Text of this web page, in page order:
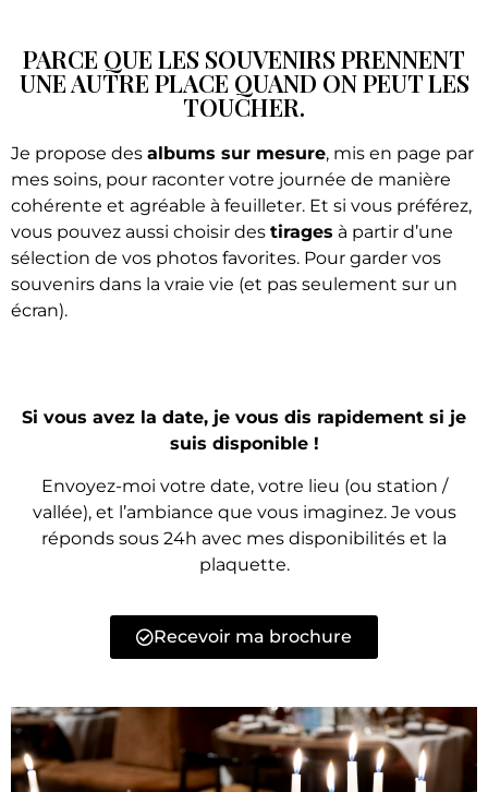
PARCE QUE LES SOUVENIRS PRENNENT
UNE AUTRE PLACE QUAND ON PEUT LES
TOUCHER.
Je propose des albums sur mesure, mis en page par
mes soins, pour raconter votre journée de manière
cohérente et agréable à feuilleter. Et si vous préférez,
vous pouvez aussi choisir des tirages à partir d’une
sélection de vos photos favorites. Pour garder vos
souvenirs dans la vraie vie (et pas seulement sur un
écran).
Si vous avez la date, je vous dis rapidement si je
suis disponible !
Envoyez-moi votre date, votre lieu (ou station /
vallée), et l’ambiance que vous imaginez. Je vous
réponds sous 24h avec mes disponibilités et la
plaquette.
Recevoir ma brochure